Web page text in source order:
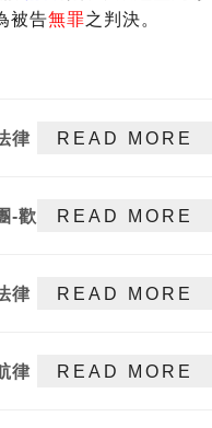
被告無罪之判決。
律
READ MORE
-歡
READ MORE
律
快
READ MORE
律
READ MORE